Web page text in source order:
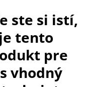
ste si istí,
tento
pre
vhodný